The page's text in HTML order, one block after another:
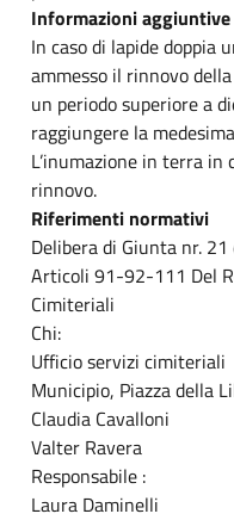
Informazioni aggiuntive
In caso di lapide doppia
ammesso il rinnovo
un periodo superiore a
raggiungere la
L’inumazione in terra in
rinnovo.
Riferimenti normativi
Delibera di Giunta nr.
Articoli 91-92-111 Del
Cimiteriali
Chi:
Ufficio servizi cimiteriali
Municipio, Piazza della
Claudia Cavalloni
Valter Ravera
Responsabile :
Laura Daminelli